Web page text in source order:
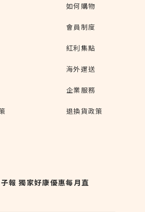
如何購物
會員制度
紅利集點
海外運送
企業服務
退換貨政策
報 獨家好康優惠每月直